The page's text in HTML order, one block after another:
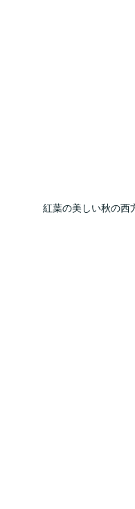
紅葉の美しい秋の西